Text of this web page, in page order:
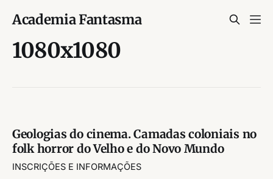
Academia Fantasma
1080x1080
Geologias do cinema. Camadas coloniais no
folk horror do Velho e do Novo Mundo
INSCRIÇÕES E INFORMAÇÕES